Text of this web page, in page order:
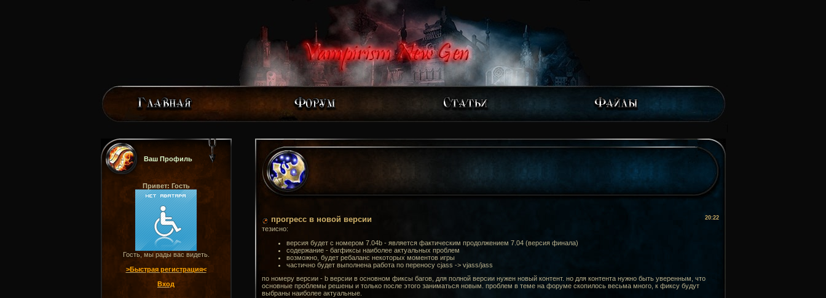
Ваш Профиль
Привет: Гость
Гость, мы рады вас видеть.
>Быстрая регистрация<
Вход
20:22
прогресс в новой версии
тезисно:
версия будет с номером 7.04b - является фактическим продолжением 7.04 (версия финала)
содержание - багфиксы наиболее актуальных проблем
возможно, будет ребаланс некоторых моментов игры
частично будет выполнена работа по переносу cjass -> vjass/jass
по номеру версии - b версии в основном фиксы багов, для полной версии нужен новый контент. но для контента нужно быть уверенным, что
основные проблемы решены и только после этого заниматься новым. проблем в теме на форуме скопилось весьма много, к фиксу будут
выбраны наиболее актуальные.